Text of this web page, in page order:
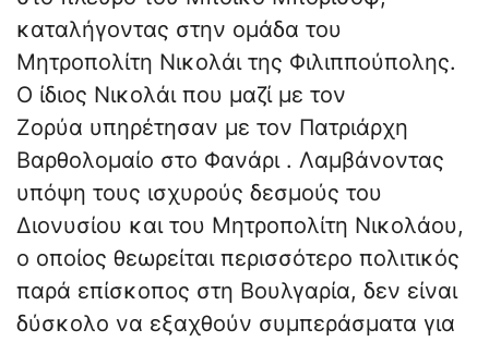
καταλήγοντας στην ομάδα του
Μητροπολίτη Νικολάι της Φιλιππούπολης.
Ο ίδιος Νικολάι που μαζί με τον
Ζορύα υπηρέτησαν με τον Πατριάρχη
Βαρθολομαίο στο Φανάρι . Λαμβάνοντας
υπόψη τους ισχυρούς δεσμούς του
Διονυσίου και του Μητροπολίτη Νικολάου,
ο οποίος θεωρείται περισσότερο πολιτικός
παρά επίσκοπος στη Βουλγαρία, δεν είναι
δύσκολο να εξαχθούν συμπεράσματα για